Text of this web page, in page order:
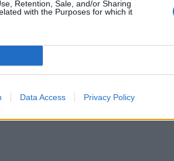
Retention, Sale, and/or Sharing
with the Purposes for which it
Data Access Privacy Policy
all'ebreo: due
Usa. “L'ho fatto per
Palestina libera”